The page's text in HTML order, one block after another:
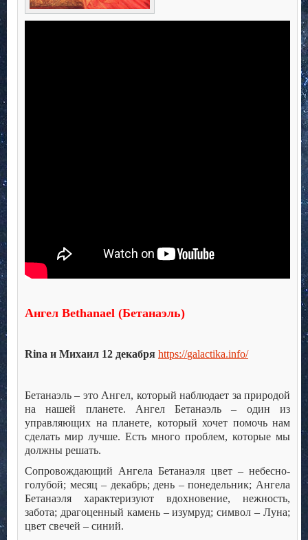
Ангел Bethanael (Бетанаэль)
Rina и Михаил 12 декабря https://galactika.info/
Бетанаэль – это Ангел, который наблюдает за природой
на нашей планете. Ангел Бетанаэль – один из
управляющих на планете, который хочет помочь нам
сделать мир лучше. Есть много проблем, которые мы
должны решать.
Сопровождающий Ангела Бетанаэля цвет – небесно-
голубой; месяц – декабрь; день – понедельник; Ангела
Бетанаэля характеризуют вдохновение, нежность,
забота; драгоценный камень – изумруд; символ – Луна;
цвет свечей – синий.